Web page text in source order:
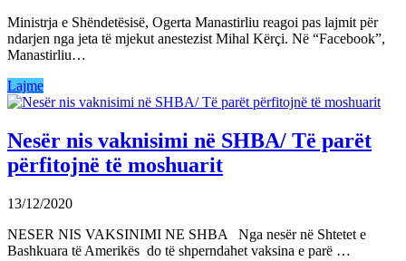
Ministrja e Shëndetësisë, Ogerta Manastirliu reagoi pas lajmit për
ndarjen nga jeta të mjekut anestezist Mihal Kërçi. Në “Facebook”,
Manastirliu…
Lajme
Nesër nis vaknisimi në SHBA/ Të parët
përfitojnë të moshuarit
13/12/2020
NESER NIS VAKSINIMI NE SHBA Nga nesër në Shtetet e
Bashkuara të Amerikës do të shperndahet vaksina e parë …